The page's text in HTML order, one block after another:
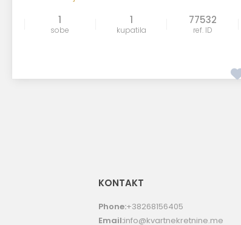
1
sobe
1
kupatila
77532
ref. ID
KONTAKT
Phone:+38268156405
Email:info@kvartnekretnine.me